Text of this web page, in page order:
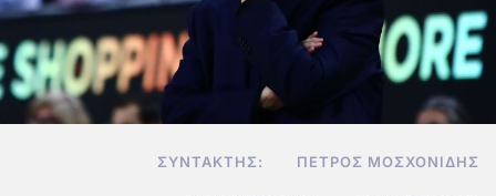
ΣΥΝΤΆΚΤΗΣ: ΠΈΤΡΟΣ ΜΟΣΧΟΝΊΔΗΣ